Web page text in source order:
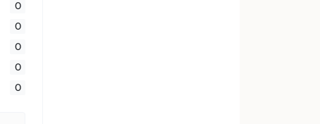
0
0
0
0
0